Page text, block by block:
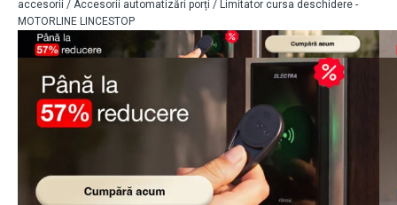
accesorii / Accesorii automatizări porți / Limitator cursa deschidere -
MOTORLINE LINCESTOP